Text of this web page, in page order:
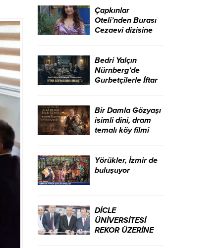
Çapkınlar
Oteli’nden Burası
Cezaevi dizisine
Bedri Yalçın
Nürnberg’de
Gurbetçilerle İftar
Bir Damla Gözyaşı
isimli dini, dram
temalı köy filmi
Yörükler, İzmir de
buluşuyor
DİCLE
ÜNİVERSİTESİ
REKOR ÜZERİNE